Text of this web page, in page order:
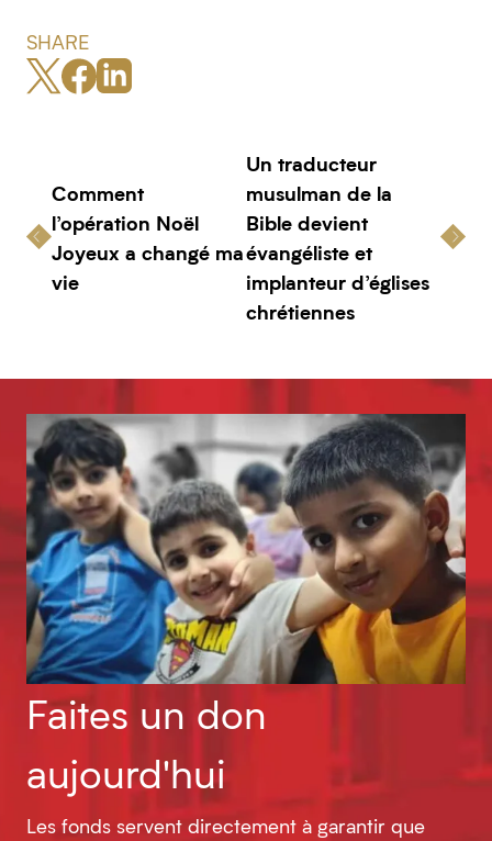
SHARE
Comment
l’opération Noël
Joyeux a changé ma
vie
Un traducteur
musulman de la
Bible devient
évangéliste et
implanteur d’églises
chrétiennes
Faites un don
aujourd'hui
Les fonds servent directement à garantir que